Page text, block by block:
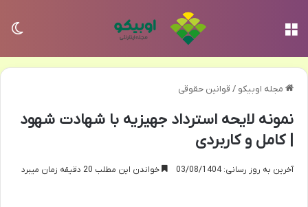
مجله اوبیکو / قوانین حقوقی
نمونه لایحه استرداد جهیزیه با شهادت شهود
| کامل و کاربردی
آخرین به روز رسانی: 03/08/1404 خواندن این مطلب 20 دقیقه زمان میبرد